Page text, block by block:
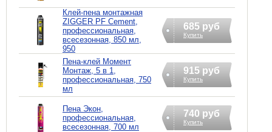
Клей-пена монтажная
ZIGGER PF Cement,
профессиональная,
всесезонная, 850 мл,
950
685 руб
Купить
Пена-клей Момент
Монтаж, 5 в 1,
профессиональная, 750
мл
915 руб
Купить
Пена Экон,
профессиональная,
всесезонная, 700 мл
740 руб
Купить